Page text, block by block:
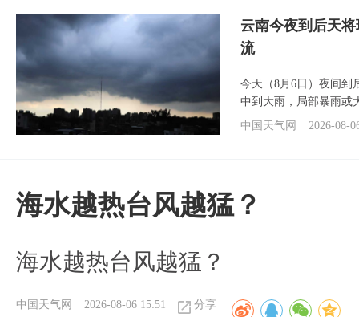
云南今夜到后天
流
今天（8月6日）夜间到
中到大雨，局部暴雨或
中国天气网
2026-08-
海水越热台风越猛？
海水越热台风越猛？
中国天气网 2026-08-06 15:51 分享